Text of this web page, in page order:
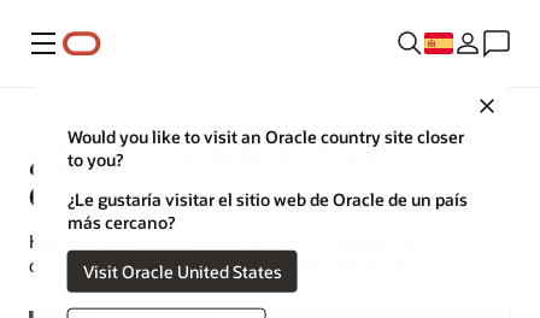
Menú
Would you like to visit an Oracle country site closer
to you?
¿Le gustaría visitar el sitio web de Oracle de un país
más cercano?
Visit Oracle United States
¿Qué es la salida de datos?
Comparación de entrada y salida
Kevin Bogusch | Analista sénior de inteligencia de
competencia de Oracle | 22 de enero de 2024